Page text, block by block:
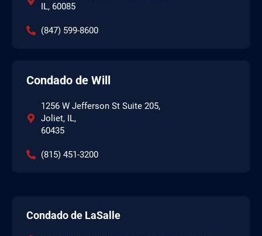
IL, 60085
(847) 599-8600
Condado de Will
1256 W Jefferson St Suite 205,
Joliet, IL,
60435
(815) 451-3200
Condado de LaSalle